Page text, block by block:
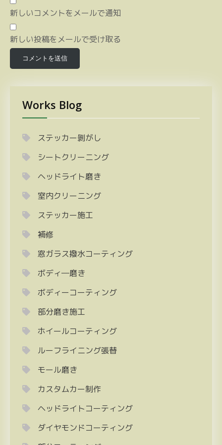
新しいコメントをメールで通知
新しい投稿をメールで受け取る
Works Blog
ステッカー剝がし
シートクリーニング
ヘッドライト磨き
室内クリーニング
ステッカー施工
補修
窓ガラス撥水コーティング
ボディ―磨き
ボディーコーティング
部分磨き施工
ホイールコーティング
ルーフライニング張替
モール磨き
カスタムカー制作
ヘッドライトコーティング
ダイヤモンドコーティング